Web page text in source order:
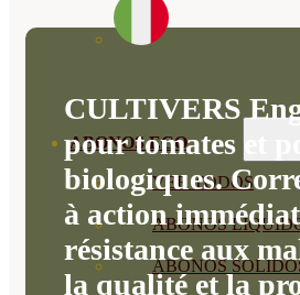
ABONOS ECO
VER TODOS
ABONOS
ABONOS
CULTIVERS
pour tomates et
biologiques.
à action
résistance aux
la qualité et la